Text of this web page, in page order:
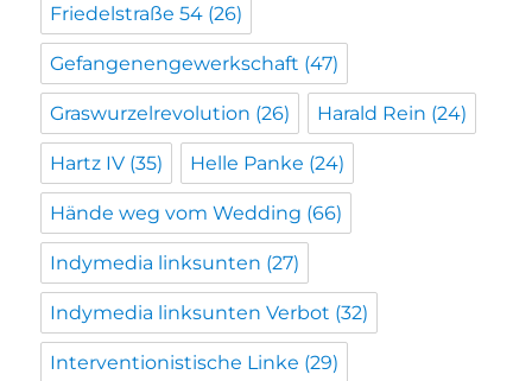
Friedelstraße 54 (26)
Gefangenengewerkschaft (47)
Graswurzelrevolution (26) Harald Rein (24)
Hartz IV (35) Helle Panke (24)
Hände weg vom Wedding (66)
Indymedia linksunten (27)
Indymedia linksunten Verbot (32)
Interventionistische Linke (29)